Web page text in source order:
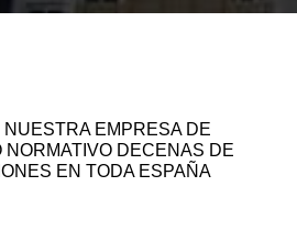
EMPRESA DE
NORMATIVO DECENAS DE
EN TODA ESPAÑA